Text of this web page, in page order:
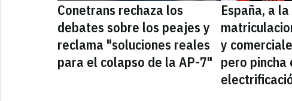
Conetrans rechaza los
debates sobre los peajes y
reclama "soluciones reales
para el colapso de la AP-7"
España, a
y
pero pincha